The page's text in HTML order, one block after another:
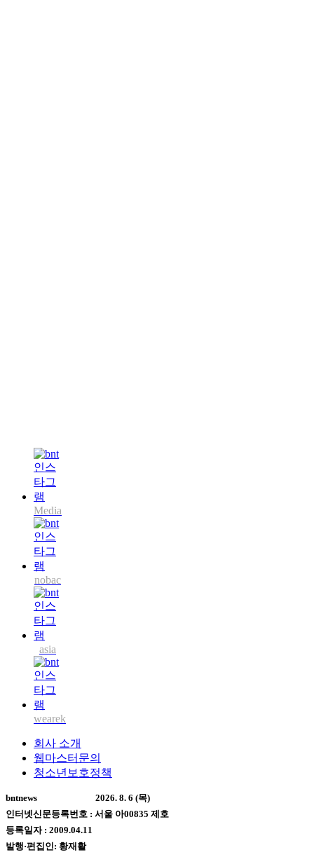
Media
nobac
asia
wearek
회사 소개
웹마스터문의
청소년보호정책
bntnews
2026. 8. 6 (목)
인터넷신문등록번호 : 서울 아00835 제호
등록일자 : 2009.04.11
발행·편집인: 황재활